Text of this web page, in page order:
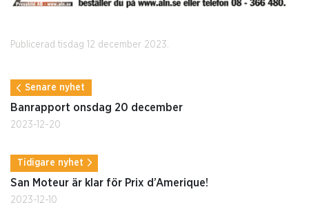
Publicerad tisdag 12 december 2023.
Senare nyhet
Banrapport onsdag 20 december
2023-12-20
Tidigare nyhet
San Moteur är klar för Prix d’Amerique!
2023-12-10